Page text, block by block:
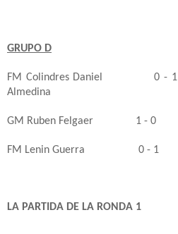
GRUPO D
FM Colindres Daniel 0 - 1
Almedina
GM Ruben Felgaer 1 - 0
FM Lenin Guerra 0 - 1
LA PARTIDA DE LA RONDA 1